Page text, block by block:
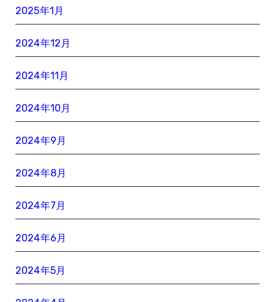
2025年1月
2024年12月
2024年11月
2024年10月
2024年9月
2024年8月
2024年7月
2024年6月
2024年5月